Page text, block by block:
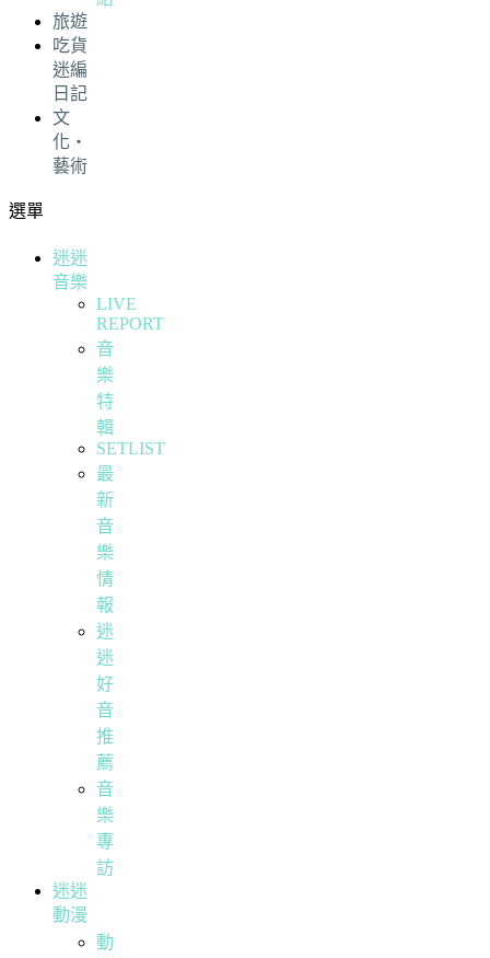
旅遊
吃貨
迷編
日記
文
化・
藝術
選單
迷迷
音樂
LIVE
REPORT
音
樂
特
輯
SETLIST
最
新
音
樂
情
報
迷
迷
好
音
推
薦
音
樂
專
訪
迷迷
動漫
動